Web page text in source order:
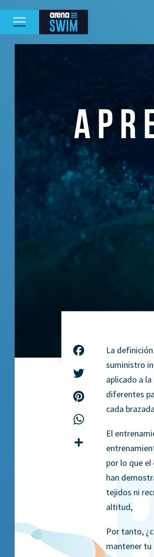
Facebook
Pinterest
La
suministro
aplicado a
diferentes
cada
El
por lo que
han
tejidos ni
altitud,
Por tanto,
mantener tu